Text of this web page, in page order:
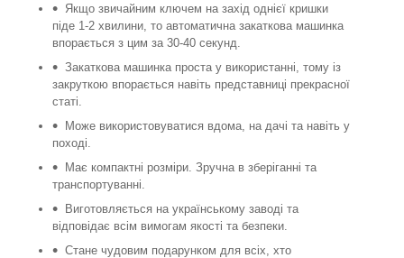
Якщо звичайним ключем на захід однієї кришки
піде 1-2 хвилини, то автоматична закаткова машинка
впорається з цим за 30-40 секунд.
Закаткова машинка проста у використанні, тому із
закруткою впорається навіть представниці прекрасної
статі.
Може використовуватися вдома, на дачі та навіть у
поході.
Має компактні розміри. Зручна в зберіганні та
транспортуванні.
Виготовляється на українському заводі та
відповідає всім вимогам якості та безпеки.
Стане чудовим подарунком для всіх, хто